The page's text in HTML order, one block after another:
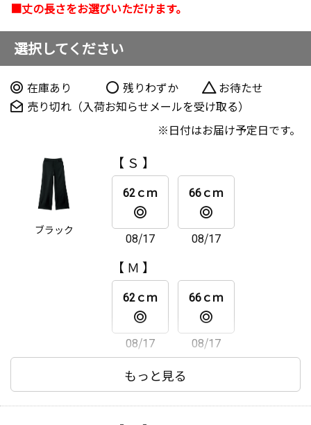
■丈の長さをお選びいただけます。
選択してください
在庫あり 残りわずか
お待たせ
売り切れ（入荷お知らせメールを受け取る）
日付はお届け予定日です。
ブラック
【 Ｓ 】
62ｃｍ
08/17
66ｃｍ
08/17
【 Ｍ 】
62ｃｍ
08/17
66ｃｍ
08/17
【 Ｌ 】
もっと見る